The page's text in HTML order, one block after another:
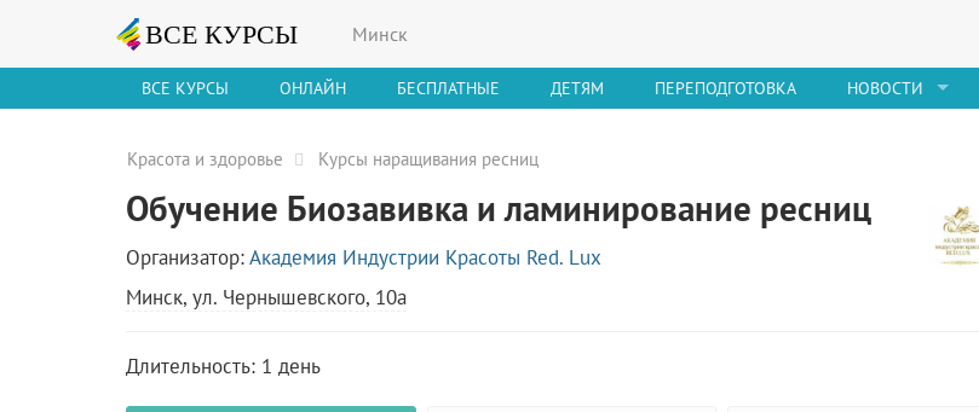
Минск
ВСЕ КУРСЫ ОНЛАЙН БЕСПЛАТНЫЕ ДЕТЯМ ПЕРЕПОДГОТОВКА НОВОСТИ
Красота и здоровье Курсы наращивания ресниц
Обучение Биозавивка и ламинирование ресниц
Организатор:Академия Индустрии Красоты Red. Lux
Минск, ул. Чернышевского, 10а
Длительность: 1 день